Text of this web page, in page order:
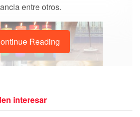
entre otros.
Reading
interesar